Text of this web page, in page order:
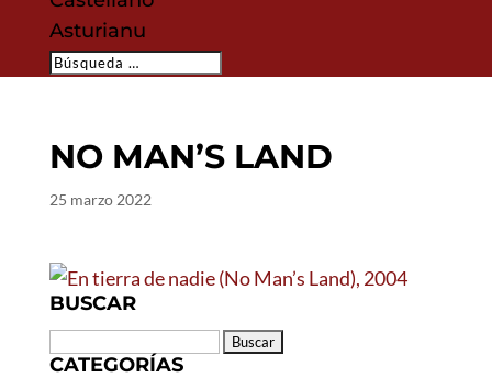
Asturianu
NO MAN’S LAND
25 marzo 2022
BUSCAR
Buscar:
CATEGORÍAS